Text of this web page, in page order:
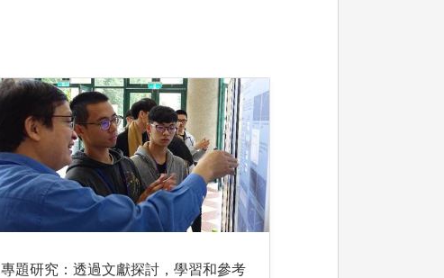
專題研究：透過文獻探討，學習和參考